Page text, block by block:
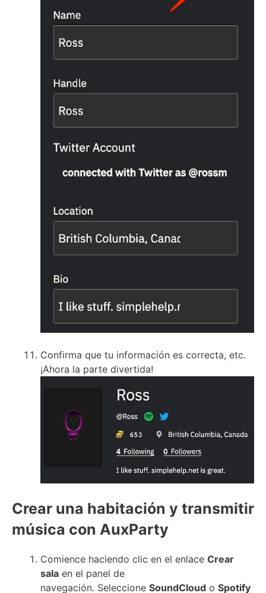
Confirma que tu información es correcta, etc.
¡Ahora la parte divertida!
Crear una habitación y transmitir
música con AuxParty
Comience haciendo clic en el enlace Crear
sala en el panel de
navegación. Seleccione SoundCloud o Spotify